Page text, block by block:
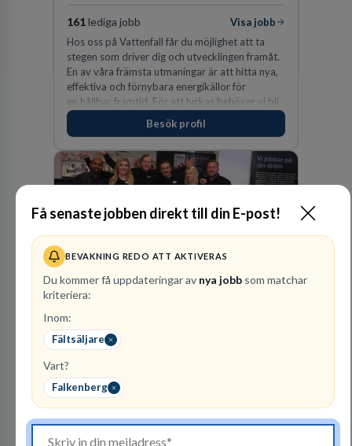
Få senaste jobben direkt till din E-post!
BEVAKNING REDO ATT AKTIVERAS
Du kommer få uppdateringar av nya jobb som matchar
kriteriera:
Inom:
Fältsäljare
Vart?
Falkenberg
161lediga jobb
Visa jobb
Hos oss på Vattenfall får du möjlighet att ta
stegen som driver dig och utvecklingen framåt.
En av våra främsta utmaningar är att hitta nya,
effektiva och förnybara energikällor för
en hållbar framtid. För att lyckas behöver vi bli
fler medarbetare som vill göra skillnad.
Besök profil
1lediga jobb
SOVA finns idag på 22 platser runtom i landet.
Att arbeta på SOVA är att vara en del av ett
lag. Vi har ett gemensamt ansvar för att skapa
en trivsam arbetsplats och för att göra våra
kunder nöjda. Som medarbetare hos oss
förväntas du visa engagemang, öppenhet,
Besök profil